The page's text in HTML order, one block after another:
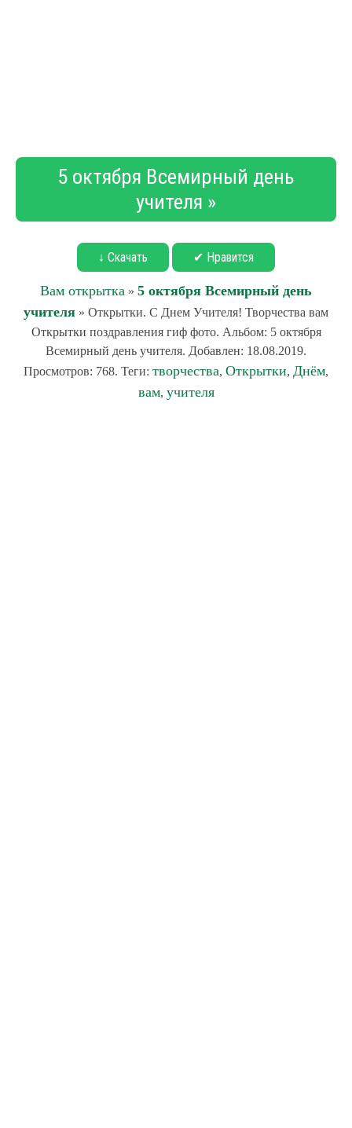
5 октября Всемирный день
учителя »
↓ Скачать ✔ Нравится
Вам открытка » 5 октября Всемирный день
учителя » Открытки. С Днем Учителя! Творчества вам
Открытки поздравления гиф фото. Альбом: 5 октября
Всемирный день учителя. Добавлен: 18.08.2019.
Просмотров: 768. Теги: творчества, Открытки, Днём,
вам, учителя